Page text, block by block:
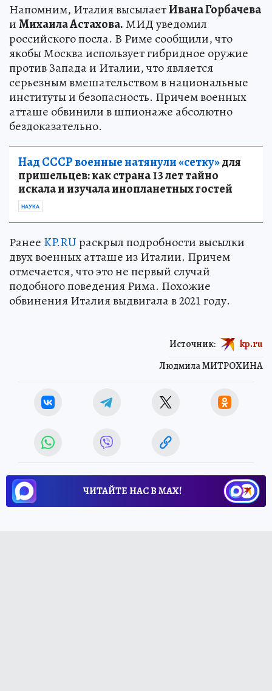
Напомним, Италия высылаетИвана Горбачева
иМихаила Астахова.МИД уведомил
российского посла. В Риме сообщили, что
якобы Москва использует гибридное оружие
против Запада и Италии, что является
серьезным вмешательством в национальные
институты и безопасность. Причем военных
атташе обвинили в шпионаже абсолютно
бездоказательно.
Над СССР военные натянули «сетку»для
пришельцев: как страна 13 лет тайно
искала и изучала инопланетных гостей
НАУКА
Ранее KP.RUраскрыл подробности высылки
двух военных атташе из Италии. Причем
отмечается, что это не первый случай
подобного поведения Рима. Похожие
обвинения Италия выдвигала в 2021 году.
Людмила МИТРОХИНА
Источник: kp.ru
ЧИТАЙТЕ НАС В МАХ!